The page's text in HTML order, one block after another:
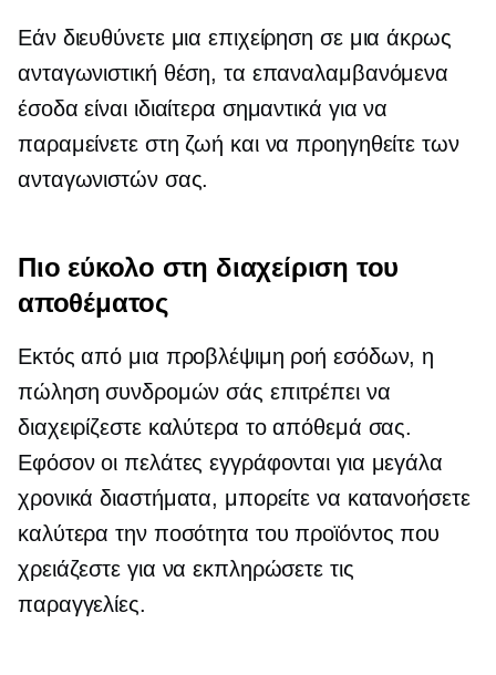
Εάν διευθύνετε μια επιχείρηση σε μια άκρως
ανταγωνιστική θέση, τα επαναλαμβανόμενα
έσοδα είναι ιδιαίτερα σημαντικά για να
παραμείνετε στη ζωή και να προηγηθείτε των
ανταγωνιστών σας.
Πιο εύκολο στη διαχείριση του
αποθέματος
Εκτός από μια προβλέψιμη ροή εσόδων, η
πώληση συνδρομών σάς επιτρέπει να
διαχειρίζεστε καλύτερα το απόθεμά σας.
Εφόσον οι πελάτες εγγράφονται για μεγάλα
χρονικά διαστήματα, μπορείτε να κατανοήσετε
καλύτερα την ποσότητα του προϊόντος που
χρειάζεστε για να εκπληρώσετε τις
παραγγελίες.